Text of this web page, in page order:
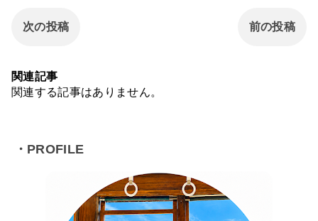
次の投稿 前の投稿
関連記事
関連する記事はありません。
・PROFILE